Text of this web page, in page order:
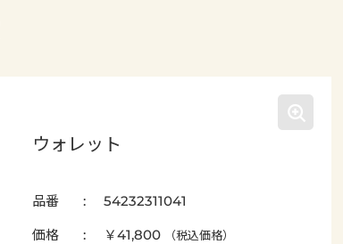
ウォレット
品番
54232311041
価格
￥41,800 （税込価格）